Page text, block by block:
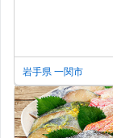
岩手県 一関市